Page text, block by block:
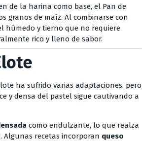
de la harina como base, el Pan de
granos de maíz. Al combinarse con
húmedo y tierno que no requiere
rico y lleno de sabor.
ha sufrido varias adaptaciones, pero
y densa del pastel sigue cautivando a
como endulzante, lo que realza
recetas incorporan queso